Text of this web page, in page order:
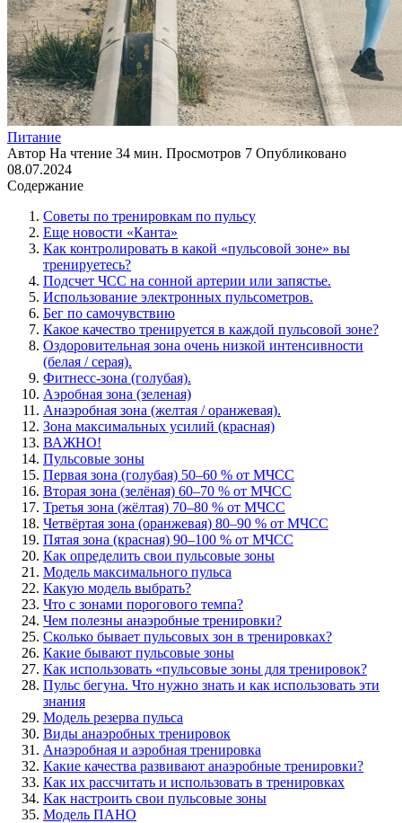
Питание
Автор На чтение 34 мин. Просмотров 7 Опубликовано
08.07.2024
Содержание
Советы по тренировкам по пульсу
Еще новости «Канта»
Как контролировать в какой «пульсовой зоне» вы
тренируетесь?
Подсчет ЧСС на сонной артерии или запястье.
Использование электронных пульсометров.
Бег по самочувствию
Какое качество тренируется в каждой пульсовой зоне?
Оздоровительная зона очень низкой интенсивности
(белая / серая).
Фитнесс-зона (голубая).
Аэробная зона (зеленая)
Анаэробная зона (желтая / оранжевая).
Зона максимальных усилий (красная)
ВАЖНО!
Пульсовые зоны
Первая зона (голубая) 50–60 % от МЧСС
Вторая зона (зелёная) 60–70 % от МЧСС
Третья зона (жёлтая) 70–80 % от МЧСС
Четвёртая зона (оранжевая) 80–90 % от МЧСС
Пятая зона (красная) 90–100 % от МЧСС
Как определить свои пульсовые зоны
Модель максимального пульса
Какую модель выбрать?
Что с зонами порогового темпа?
Чем полезны анаэробные тренировки?
Сколько бывает пульсовых зон в тренировках?
Какие бывают пульсовые зоны
Как использовать «пульсовые зоны для тренировок?
Пульс бегуна. Что нужно знать и как использовать эти
знания
Модель резерва пульса
Виды анаэробных тренировок
Анаэробная и аэробная тренировка
Какие качества развивают анаэробные тренировки?
Как их рассчитать и использовать в тренировках
Как настроить свои пульсовые зоны
Модель ПАНО